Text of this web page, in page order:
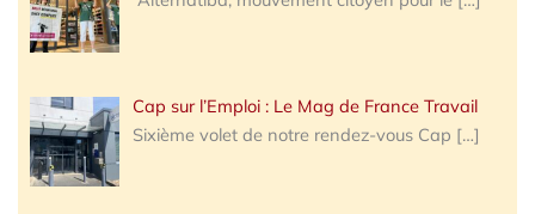
Cap sur l’Emploi : Le Mag de France Travail
Sixième volet de notre rendez-vous Cap […]